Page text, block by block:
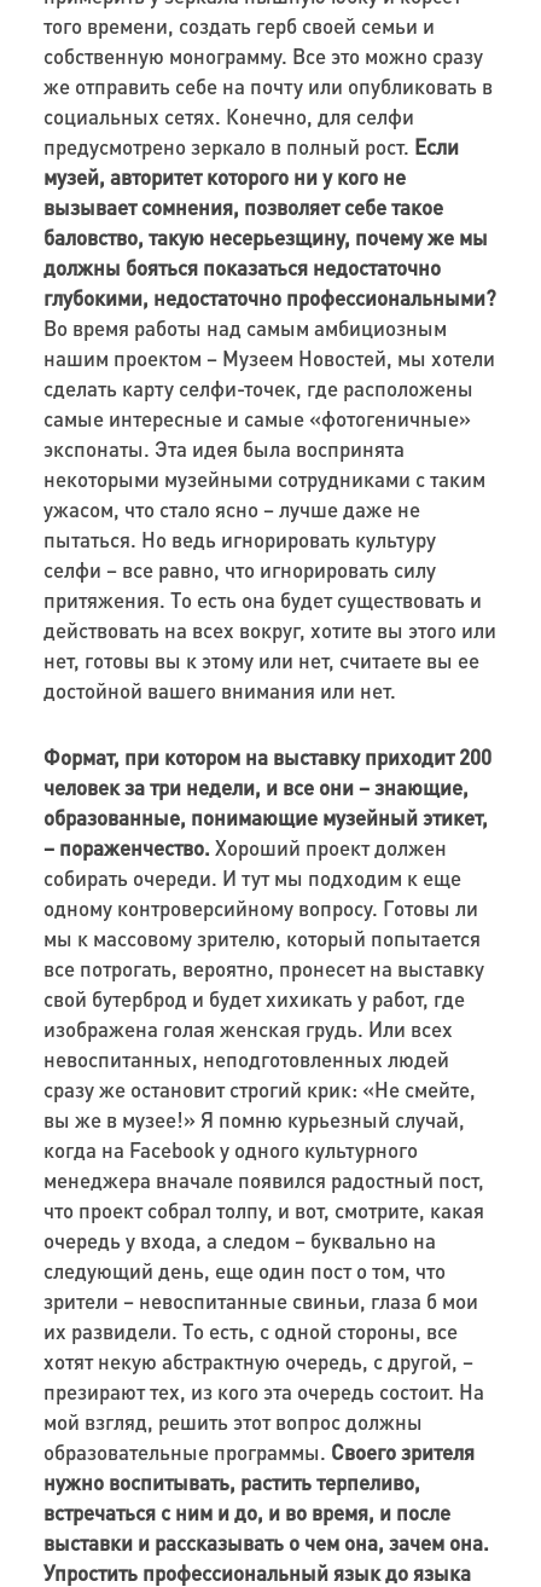
того времени, создать герб своей семьи и
собственную монограмму. Все это можно сразу
же отправить себе на почту или опубликовать в
социальных сетях. Конечно, для селфи
предусмотрено зеркало в полный рост. Если
музей, авторитет которого ни у кого не
вызывает сомнения, позволяет себе такое
баловство, такую несерьезщину, почему же мы
должны бояться показаться недостаточно
глубокими, недостаточно профессиональными?
Во время работы над самым амбициозным
нашим проектом – Музеем Новостей, мы хотели
сделать карту селфи-точек, где расположены
самые интересные и самые «фотогеничные»
экспонаты. Эта идея была воспринята
некоторыми музейными сотрудниками с таким
ужасом, что стало ясно – лучше даже не
пытаться. Но ведь игнорировать культуру
селфи – все равно, что игнорировать силу
притяжения. То есть она будет существовать и
действовать на всех вокруг, хотите вы этого или
нет, готовы вы к этому или нет, считаете вы ее
достойной вашего внимания или нет.
Формат, при котором на выставку приходит 200
человек за три недели, и все они – знающие,
образованные, понимающие музейный этикет,
– пораженчество. Хороший проект должен
собирать очереди. И тут мы подходим к еще
одному контроверсийному вопросу. Готовы ли
мы к массовому зрителю, который попытается
все потрогать, вероятно, пронесет на выставку
свой бутерброд и будет хихикать у работ, где
изображена голая женская грудь. Или всех
невоспитанных, неподготовленных людей
сразу же остановит строгий крик: «Не смейте,
вы же в музее!» Я помню курьезный случай,
когда на Facebook у одного культурного
менеджера вначале появился радостный пост,
что проект собрал толпу, и вот, смотрите, какая
очередь у входа, а следом – буквально на
следующий день, еще один пост о том, что
зрители – невоспитанные свиньи, глаза б мои
их развидели. То есть, с одной стороны, все
хотят некую абстрактную очередь, с другой, –
презирают тех, из кого эта очередь состоит. На
мой взгляд, решить этот вопрос должны
образовательные программы. Своего зрителя
нужно воспитывать, растить терпеливо,
встречаться с ним и до, и во время, и после
выставки и рассказывать о чем она, зачем она.
Упростить профессиональный язык до языка